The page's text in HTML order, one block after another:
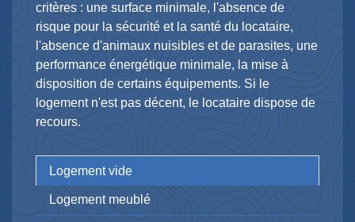
critères : une surface minimale, l'absence de
risque pour la sécurité et la santé du locataire,
l'absence d'animaux nuisibles et de parasites, une
performance énergétique minimale, la mise à
disposition de certains équipements. Si le
logement n'est pas décent, le locataire dispose de
recours.
Logement vide
Logement meublé